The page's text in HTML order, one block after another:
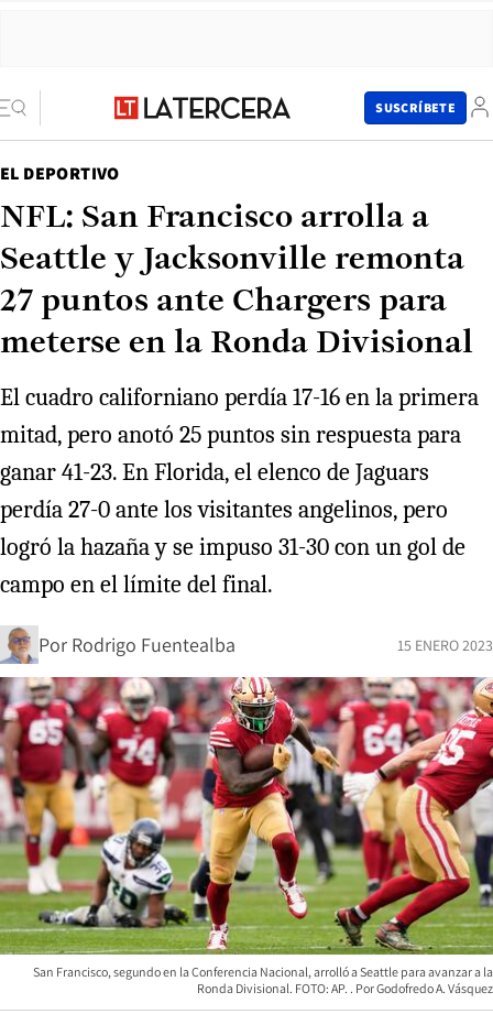
SUSCRÍBETE
EL DEPORTIVO
NFL: San Francisco arrolla a
Seattle y Jacksonville remonta
27 puntos ante Chargers para
meterse en la Ronda Divisional
El cuadro californiano perdía 17-16 en la primera
mitad, pero anotó 25 puntos sin respuesta para
ganar 41-23. En Florida, el elenco de Jaguars
perdía 27-0 ante los visitantes angelinos, pero
logró la hazaña y se impuso 31-30 con un gol de
campo en el límite del final.
Por Rodrigo Fuentealba 15 ENERO 2023
San Francisco, segundo en la Conferencia Nacional, arrolló a Seattle para avanzar a la
Ronda Divisional. FOTO: AP.
Godofredo A. Vásquez